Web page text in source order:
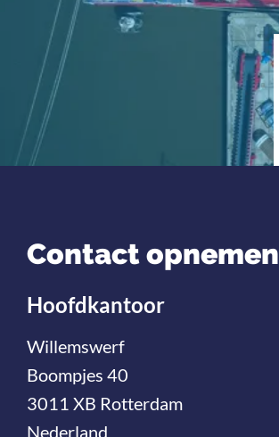
Contact opnemen
Hoofdkantoor
Willemswerf
Boompjes 40
3011 XB Rotterdam
Nederland